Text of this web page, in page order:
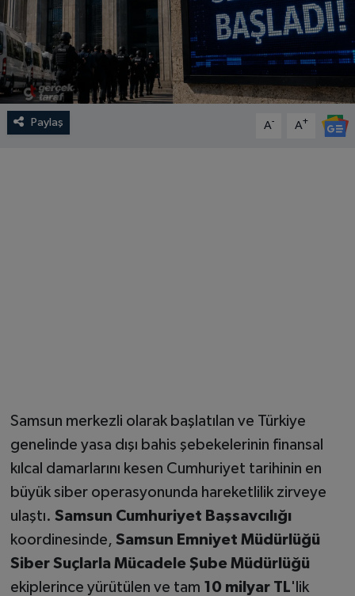
Paylaş A- A+
Samsun merkezli olarak başlatılan ve Türkiye
genelinde yasa dışı bahis şebekelerinin finansal
kılcal damarlarını kesen Cumhuriyet tarihinin en
büyük siber operasyonunda hareketlilik zirveye
ulaştı. Samsun Cumhuriyet Başsavcılığı
koordinesinde, Samsun Emniyet Müdürlüğü
Siber Suçlarla Mücadele Şube Müdürlüğü
ekiplerince yürütülen ve tam 10 milyar TL'lik